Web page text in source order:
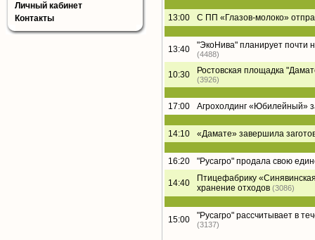
Личный кабинет
Контакты
13:00 С ПП «Глазов-молоко»
13:40 "ЭкоНива" планирует почти
(4488)
10:30 Ростовская площадка
(3926)
17:00 Агрохолдинг «Юбилейный»
14:10 «Дамате» завершила
16:20 "Русагро" продала свою
14:40
Птицефабрику
хранение отходов (3086)
15:00 "Русагро" рассчитывает в
(3137)